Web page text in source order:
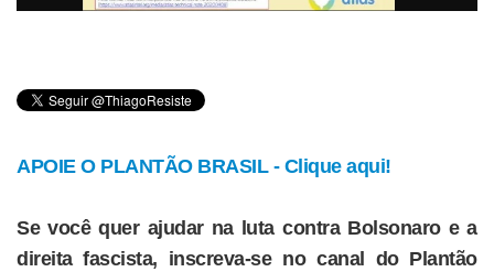
APOIE O PLANTÃO BRASIL - Clique aqui!
Se você quer ajudar na luta contra Bolsonaro e a
direita fascista, inscreva-se no canal do Plantão